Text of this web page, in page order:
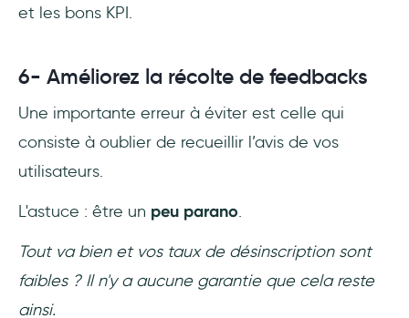
et les bons KPI.
6- Améliorez la récolte de feedbacks
Une importante erreur à éviter est celle qui
consiste à oublier de recueillir l’avis de vos
utilisateurs.
L'astuce : être un peu parano.
Tout va bien et vos taux de désinscription sont
faibles ? Il n'y a aucune garantie que cela reste
ainsi.